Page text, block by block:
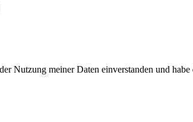
Nutzung meiner Daten einverstanden und habe